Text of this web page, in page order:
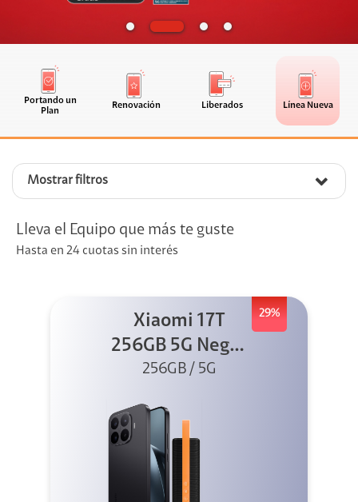
Portando un
Plan
Renovación Liberados Línea Nueva
Mostrar filtros
Lleva el Equipo que más te guste
Hasta en 24 cuotas sin interés
29%
Xiaomi 17T
256GB 5G Negro
+ Sound
256GB / 5G